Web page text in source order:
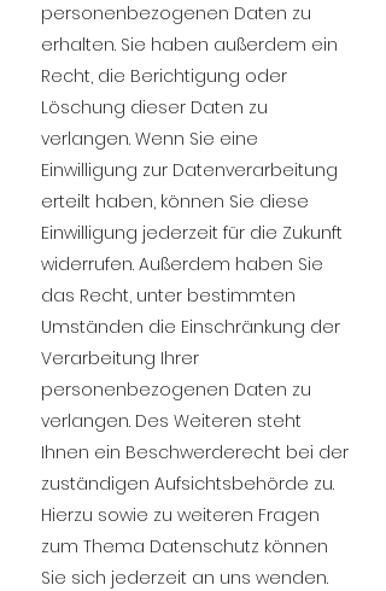
personenbezogenen Daten zu
erhalten. Sie haben außerdem ein
Recht, die Berichtigung oder
Löschung dieser Daten zu
verlangen. Wenn Sie eine
Einwilligung zur Datenverarbeitung
erteilt haben, können Sie diese
Einwilligung jederzeit für die Zukunft
widerrufen. Außerdem haben Sie
das Recht, unter bestimmten
Umständen die Einschränkung der
Verarbeitung Ihrer
personenbezogenen Daten zu
verlangen. Des Weiteren steht
Ihnen ein Beschwerderecht bei der
zuständigen Aufsichtsbehörde zu.
Hierzu sowie zu weiteren Fragen
zum Thema Datenschutz können
Sie sich jederzeit an uns wenden.